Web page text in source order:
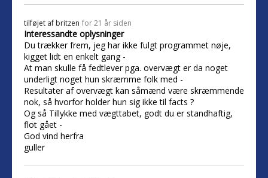
tilføjet af britzen for 21 år siden
Interessandte oplysninger
Du trækker frem, jeg har ikke fulgt programmet nøje,
kigget lidt en enkelt gang -
At man skulle få fedtlever pga. overvægt er da noget
underligt noget hun skræmme folk med -
Resultater af overvægt kan såmænd være skræmmende
nok, så hvorfor holder hun sig ikke til facts ?
Og så Tillykke med vægttabet, godt du er standhaftig,
flot gået -
God vind herfra
guller